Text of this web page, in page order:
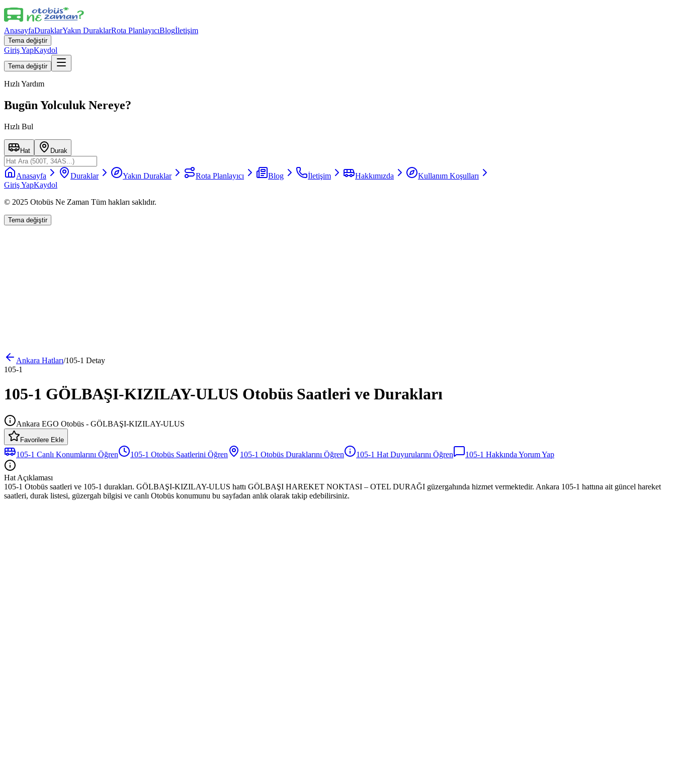
AnasayfaDuraklarYakın DuraklarRota PlanlayıcıBlogİletişim
Tema değiştir
Giriş YapKaydol
Tema değiştir
Hızlı Yardım
Bugün Yolculuk Nereye?
Hızlı Bul
Hat Durak
Anasayfa Duraklar Yakın Duraklar Rota Planlayıcı Blog İletişim Hakkımızda
Kullanım Koşulları
Giriş YapKaydol
© 2025 Otobüs Ne Zaman Tüm hakları saklıdır.
Tema değiştir
Ankara Hatları/105-1 Detay
105-1
105-1 GÖLBAŞI-KIZILAY-ULUS Otobüs Saatleri ve Durakları
Ankara EGO Otobüs - GÖLBAŞI-KIZILAY-ULUS
Favorilere Ekle
105-1 Canlı Konumlarını Öğren 105-1 Otobüs Saatlerini Öğren 105-1 Otobüs Duraklarını Öğren 105-1 Hat Duyurularını Öğren 105-1 Hakkında Yorum Yap
Hat Açıklaması
105-1 Otobüs saatleri ve 105-1 durakları. GÖLBAŞI-KIZILAY-ULUS hattı GÖLBAŞI HAREKET NOKTASI – OTEL DURAĞI güzergahında hizmet vermektedir. Ankara 105-1 hattına ait güncel hareket
saatleri, durak listesi, güzergah bilgisi ve canlı Otobüs konumunu bu sayfadan anlık olarak takip edebilirsiniz.